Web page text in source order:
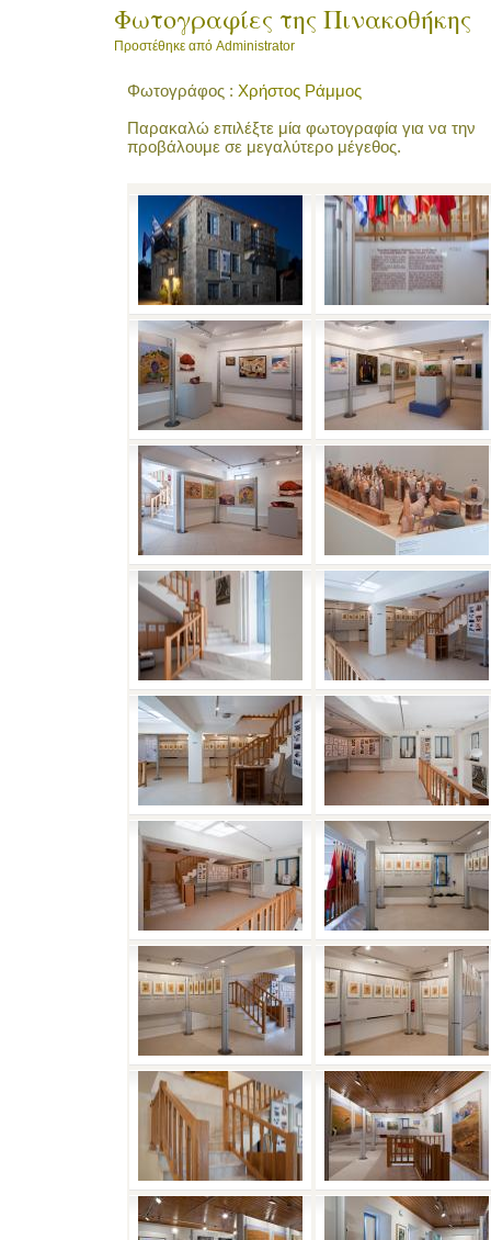
Φωτογραφίες της Πινακοθήκης
Προστέθηκε από Administrator
Φωτογράφος : Χρήστος Ράμμος
Παρακαλώ επιλέξτε μία φωτογραφία για να την
προβάλουμε σε μεγαλύτερο μέγεθος.